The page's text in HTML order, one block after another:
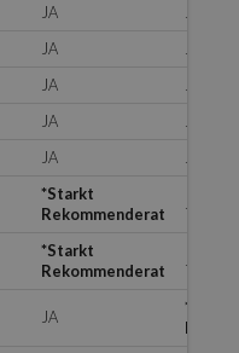
JA
JA
JA
JA
JA
*Starkt
Rekommenderat
*Starkt
Rekommenderat
JA
*Starkt